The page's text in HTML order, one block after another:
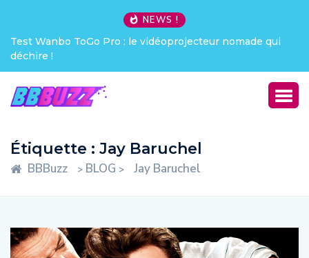
NEWS !
Test Wanbo ToGo Pro : le vidéoprojecteur nomade qui
déchire !
Étiquette : Jay Baruchel
BBBuzz > BLOG > Jay Baruchel